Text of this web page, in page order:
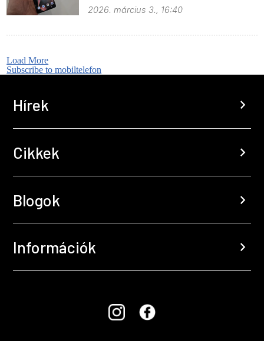
Fusion
2026. március 3., 16:40
Load More
Subscribe to mobiltelefon
Hírek chevron_right
Cikkek chevron_right
Blogok chevron_right
Információk chevron_right